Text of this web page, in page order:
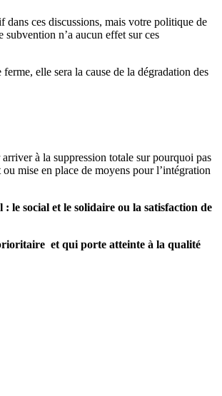
dans ces discussions, mais votre politique de
n’a aucun effet sur ces
elle sera la cause de la dégradation des
à la suppression totale sur pourquoi pas
mise en place de moyens pour l’intégration
le social et le solidaire ou la satisfaction de
et qui porte atteinte à la qualité